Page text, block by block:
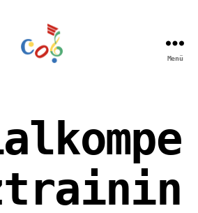
Hamm
Menü